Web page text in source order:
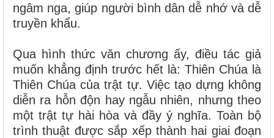
ngâm nga, giúp người bình dân dễ nhớ và dễ
truyền khẩu.
Qua hình thức văn chương ấy, điều tác giả
muốn khẳng định trước hết là: Thiên Chúa là
Thiên Chúa của trật tự. Việc tạo dựng không
diễn ra hỗn độn hay ngẫu nhiên, nhưng theo
một trật tự hài hòa và đầy ý nghĩa. Toàn bộ
trình thuật được sắp xếp thành hai giai đoạn